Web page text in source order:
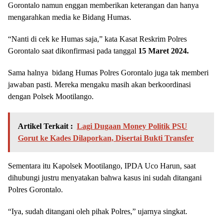
Gorontalo namun enggan memberikan keterangan dan hanya
mengarahkan media ke Bidang Humas.
“Nanti di cek ke Humas saja,” kata Kasat Reskrim Polres
Gorontalo saat dikonfirmasi pada tanggal 15 Maret 2024.
Sama halnya bidang Humas Polres Gorontalo juga tak memberi
jawaban pasti. Mereka mengaku masih akan berkoordinasi
dengan Polsek Mootilango.
Artikel Terkait : Lagi Dugaan Money Politik PSU
Gorut ke Kades Dilaporkan, Disertai Bukti Transfer
Sementara itu Kapolsek Mootilango, IPDA Uco Harun, saat
dihubungi justru menyatakan bahwa kasus ini sudah ditangani
Polres Gorontalo.
“Iya, sudah ditangani oleh pihak Polres,” ujarnya singkat.